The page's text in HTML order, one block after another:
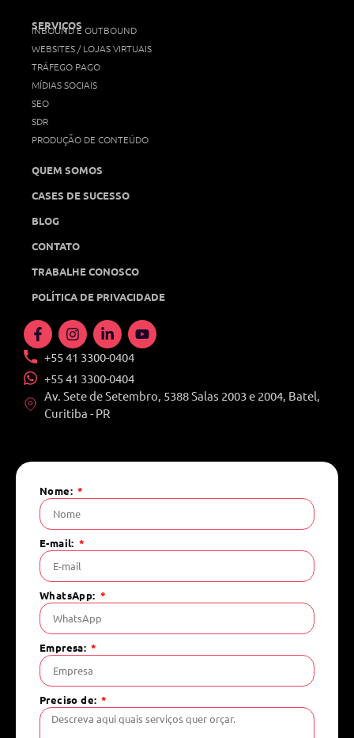
SERVIÇOS
INBOUND E OUTBOUND
WEBSITES / LOJAS VIRTUAIS
TRÁFEGO PAGO
MÍDIAS SOCIAIS
SEO
SDR
PRODUÇÃO DE CONTEÚDO
QUEM SOMOS
CASES DE SUCESSO
BLOG
CONTATO
TRABALHE CONOSCO
POLÍTICA DE PRIVACIDADE
+55 41 3300-0404
+55 41 3300-0404
Av. Sete de Setembro, 5388 Salas 2003 e 2004, Batel,
Curitiba - PR
Nome:
E-mail:
WhatsApp:
Empresa:
Preciso de: